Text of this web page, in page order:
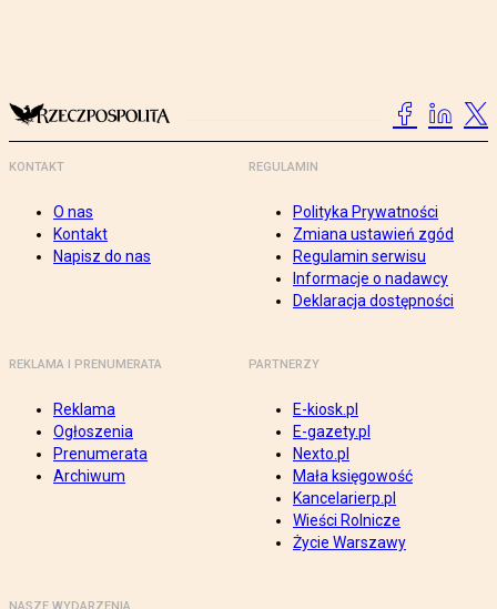
KONTAKT
O nas
Kontakt
Napisz do nas
REGULAMIN
Polityka Prywatności
Zmiana ustawień zgód
Regulamin serwisu
Informacje o nadawcy
Deklaracja dostępności
REKLAMA I PRENUMERATA
Reklama
Ogłoszenia
Prenumerata
Archiwum
PARTNERZY
E-kiosk.pl
E-gazety.pl
Nexto.pl
Mała księgowość
Kancelarierp.pl
Wieści Rolnicze
Życie Warszawy